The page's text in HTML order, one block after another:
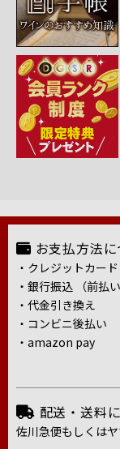
お支払方法
・クレジットカード
・銀行振込 （前払い
・代金引き換え
・コンビニ後払い
・amazon pay
配送・送料
佐川急便もしくは